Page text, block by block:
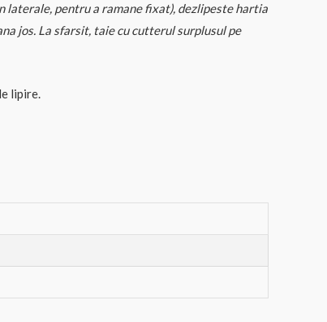
laterale, pentru a ramane fixat), dezlipeste hartia
jos. La sfarsit, taie cu cutterul surplusul pe
lipire.